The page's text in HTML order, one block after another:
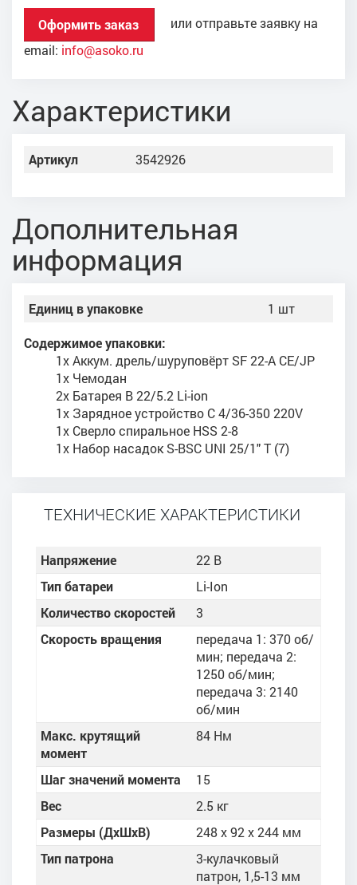
Оформить заказ
или отправьте заявку на
email: info@asoko.ru
Характеристики
Артикул 3542926
Дополнительная
информация
Единиц в упаковке 1 шт
Содержимое упаковки:
1x Аккум. дрель/шуруповёрт SF 22-A CE/JP
1x Чемодан
2x Батарея B 22/5.2 Li-ion
1x Зарядное устройство C 4/36-350 220V
1x Сверло спиральное HSS 2-8
1x Набор насадок S-BSC UNI 25/1" T (7)
ТЕХНИЧЕСКИЕ ХАРАКТЕРИСТИКИ
Напряжение
22 В
Тип батареи
Li-Ion
Количество скоростей
3
Скорость вращения
передача 1: 370 об/
мин; передача 2:
1250 об/мин;
передача 3: 2140
об/мин
Макс. крутящий
момент
84 Нм
Шаг значений момента
15
Вес
2.5 кг
Размеры (ДхШхВ)
248 x 92 x 244 мм
Тип патрона
3-кулачковый
патрон, 1,5-13 мм